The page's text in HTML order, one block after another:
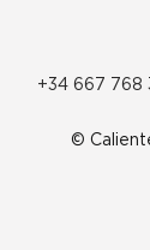
+34 667 768
©